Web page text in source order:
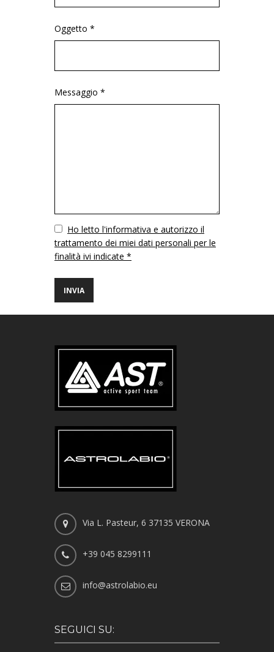
Oggetto *
Messaggio *
VuotoHo letto l'informativa e autorizzo il
trattamento dei miei dati personali per le
finalità ivi indicate *
Via L. Pasteur, 6 37135 VERONA
+39 045 8299111
info@astrolabio.eu
SEGUICI SU: